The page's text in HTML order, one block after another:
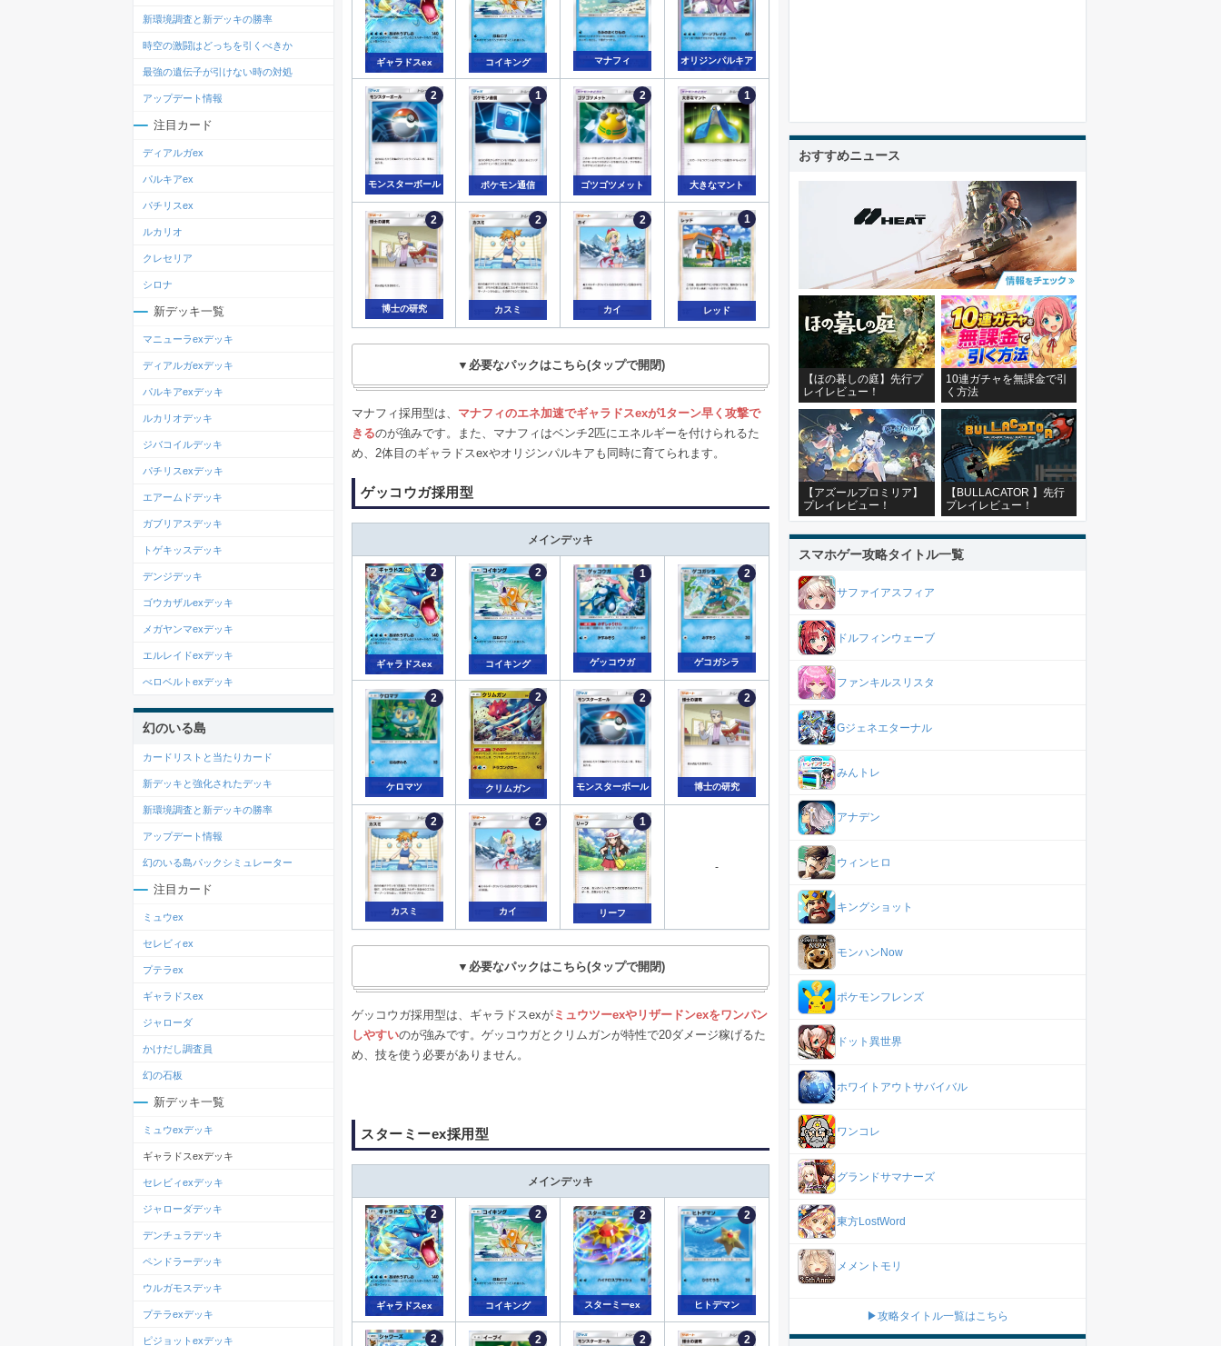
ギャラドスex コイキング マナフィ オリジンパルキア
モンスターボール ポケモン通信 ゴツゴツメット 大きなマント
博士の研究 カスミ カイ レッド
▼必要なパックはこちら(タップで開閉)
マナフィ採用型は、 マナフィのエネ加速でギャラドスexが1ターン早く攻撃で
きるのが強みです。また、マナフィはベンチ2匹にエネルギーを付けられるた
め、2体目のギャラドスexやオリジンパルキアも同時に育てられます。
ゲッコウガ採用型
メインデッキ
ギャラドスex コイキング ゲッコウガ ゲコガシラ
ケロマツ クリムガン モンスターボール 博士の研究
カスミ カイ リーフ
-
▼必要なパックはこちら(タップで開閉)
ゲッコウガ採用型は、ギャラドスexが ミュウツーexやリザードンexをワンパン
しやすいのが強みです。ゲッコウガとクリムガンが特性で20ダメージ稼げるた
め、技を使う必要がありません。
スターミーex採用型
メインデッキ
ギャラドスex コイキング スターミーex ヒトデマン
新環境調査と新デッキの勝率
時空の激闘はどっちを引くべきか
最強の遺伝子が引けない時の対処
アップデート情報
注目カード
ディアルガex
パルキアex
パチリスex
ルカリオ
クレセリア
シロナ
新デッキ一覧
マニューラexデッキ
ディアルガexデッキ
パルキアexデッキ
ルカリオデッキ
ジバコイルデッキ
パチリスexデッキ
エアームドデッキ
ガブリアスデッキ
トゲキッスデッキ
デンジデッキ
ゴウカザルexデッキ
メガヤンマexデッキ
エルレイドexデッキ
べロベルトexデッキ
幻のいる島
カードリストと当たりカード
新デッキと強化されたデッキ
新環境調査と新デッキの勝率
アップデート情報
幻のいる島パックシミュレーター
注目カード
ミュウex
セレビィex
プテラex
ギャラドスex
ジャローダ
かけだし調査員
幻の石板
新デッキ一覧
ミュウexデッキ
ギャラドスexデッキ
セレビィexデッキ
ジャローダデッキ
デンチュラデッキ
ペンドラーデッキ
ウルガモスデッキ
プテラexデッキ
ピジョットexデッキ
おすすめニュース
【ほの暮しの庭】先行プ
レイレビュー！
10連ガチャを無課金で引
く方法
【アズールプロミリア】
プレイレビュー！
【BULLACATOR 】先行
プレイレビュー！
スマホゲー攻略タイトル一覧
サファイアスフィア
ドルフィンウェーブ
ファンキルスリスタ
Gジェネエターナル
みんトレ
アナデン
ウィンヒロ
キングショット
モンハンNow
ポケモンフレンズ
ドット異世界
ホワイトアウトサバイバル
ワンコレ
グランドサマナーズ
東方LostWord
メメントモリ
▶攻略タイトル一覧はこちら